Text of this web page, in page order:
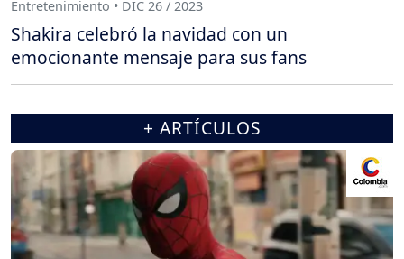
Entretenimiento • DIC 26 / 2023
Shakira celebró la navidad con un
emocionante mensaje para sus fans
+ ARTÍCULOS